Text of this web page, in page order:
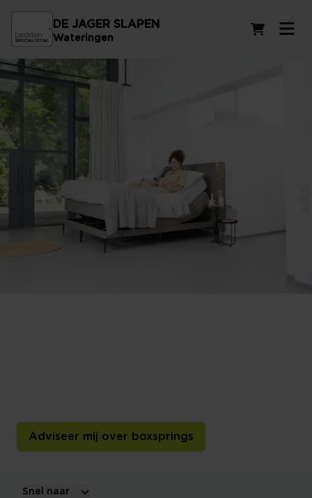
DE JAGER SLAPEN
Wateringen
Adviseer mij over boxsprings
Snel naar